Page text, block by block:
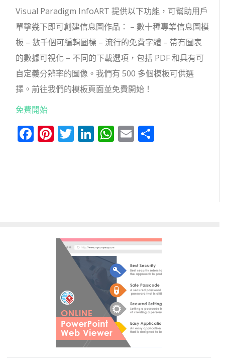
Visual Paradigm InfoART 提供以下功能，可幫助用戶
單擊幾下即可創建信息圖作品： – 數十種專業信息圖模
板 – 數千個可編輯圖標 – 流行的免費字體 – 帶有圖表
的數據可視化 – 不同的下載選項，包括 PDF 和具有可
自定義分辨率的圖像。我們有 500 多個模板可供選
擇。前往我們的模板頁面並免費開始！
免費開始
Facebook
Pinterest
Twitter
LinkedIn
WhatsApp
Email